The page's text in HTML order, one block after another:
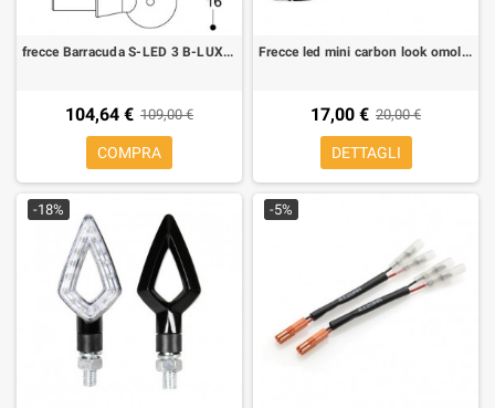
frecce Barracuda S-LED 3 B-LUX Barracuda (coppia)
104,64 € 109,00 €
COMPRA
Frecce led mini carbon look omologate
17,00 € 20,00 €
DETTAGLI
-18% -5%